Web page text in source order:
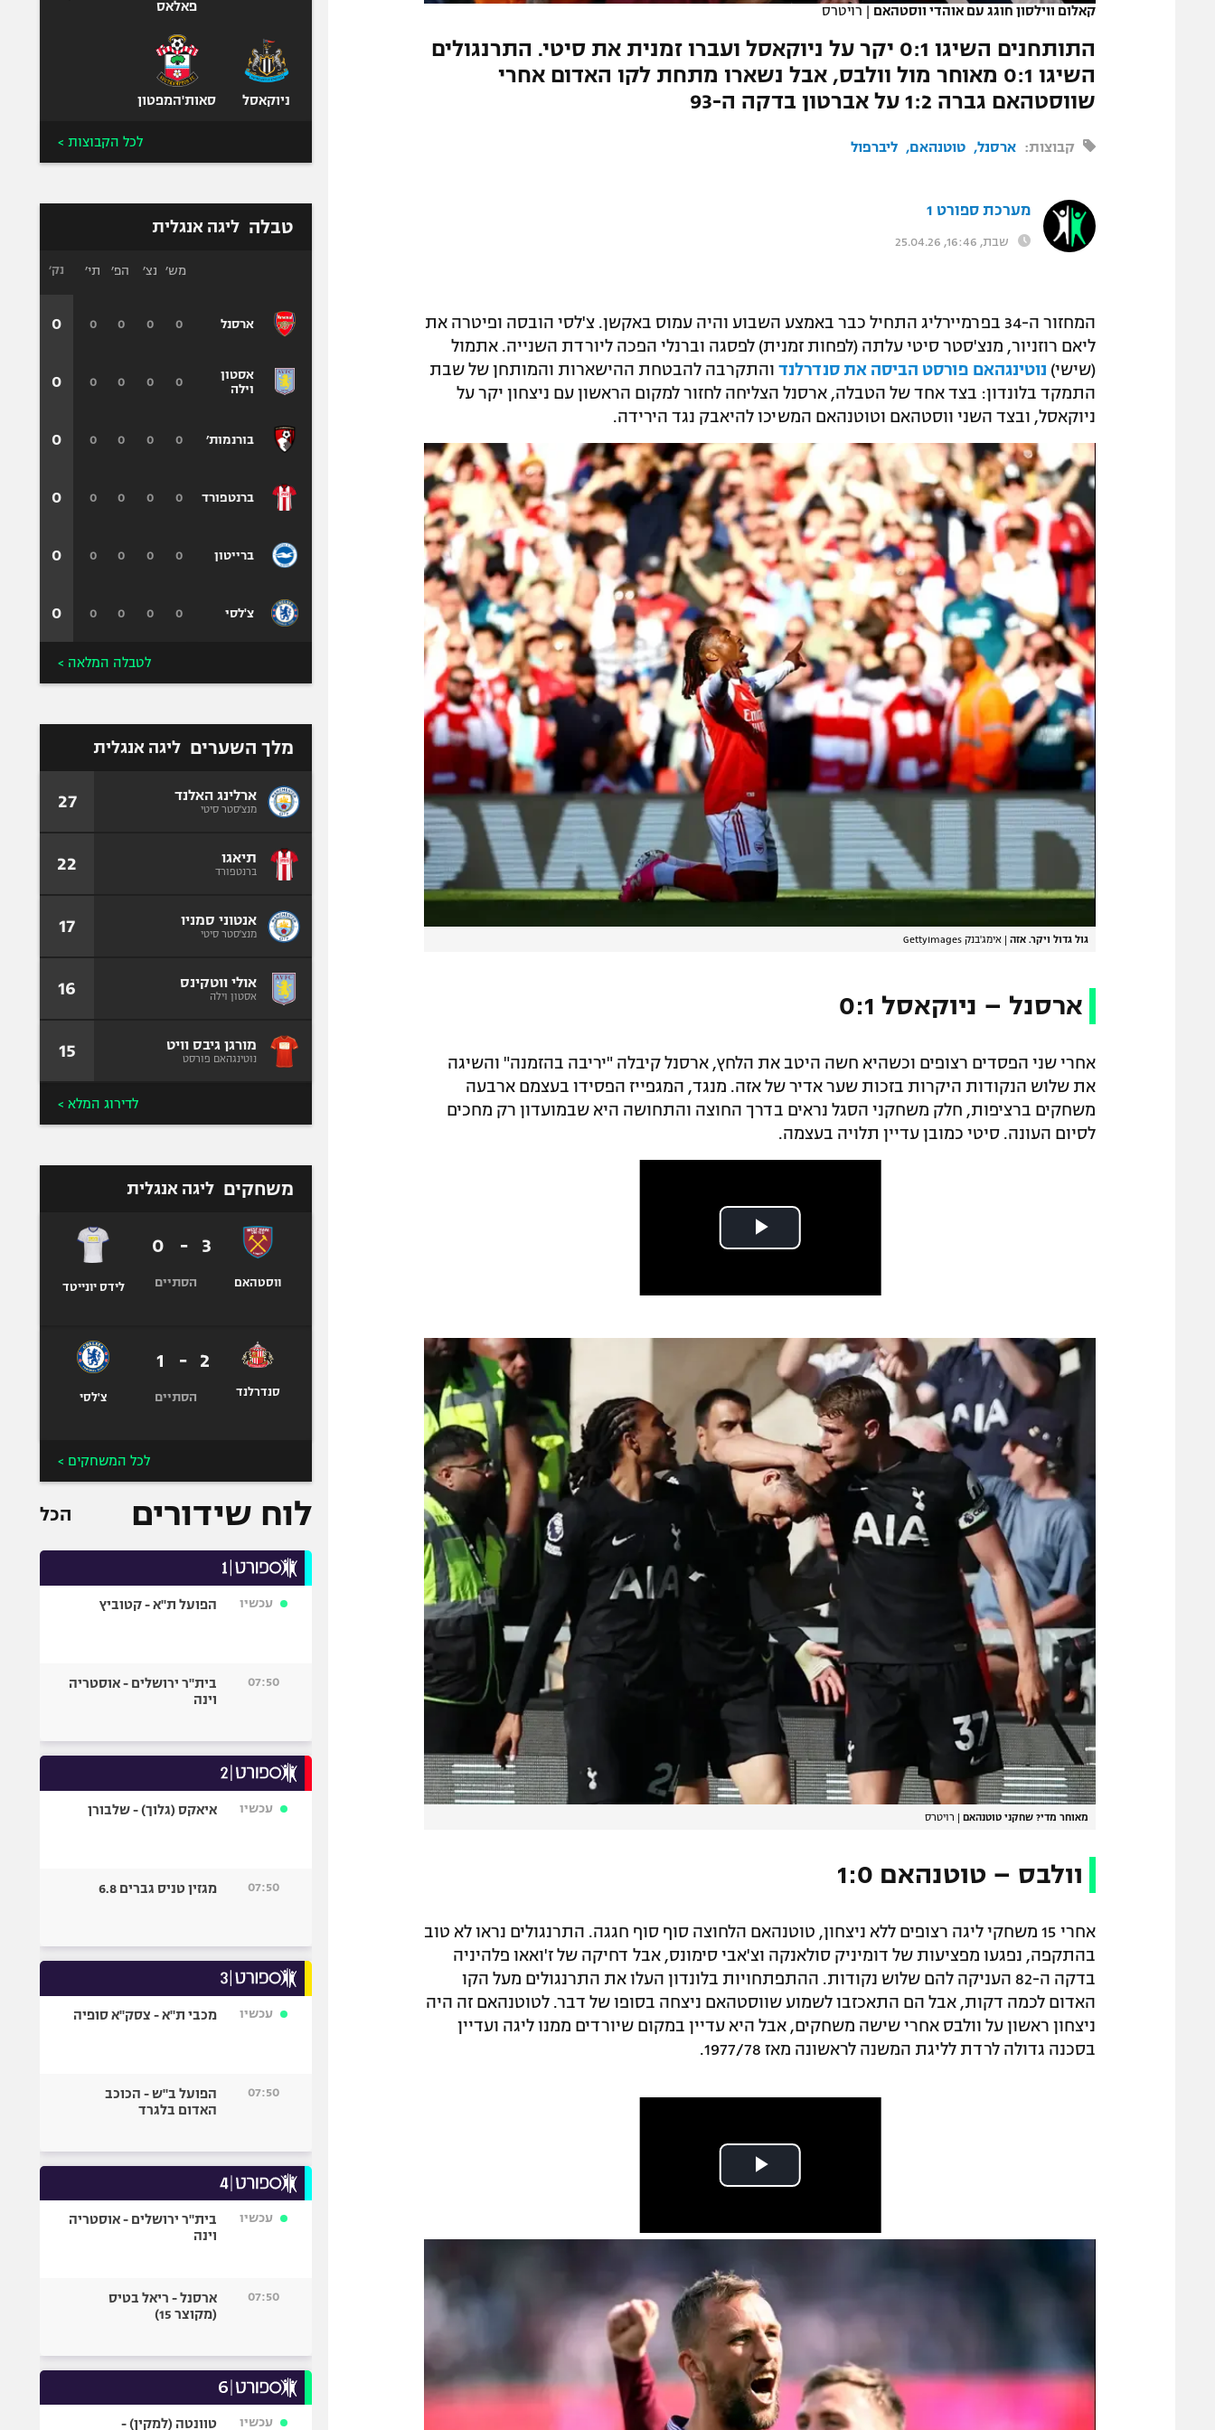
המגזיןקאלום ווילסון חוגג עם אוהדי ווסטהאם | רויטרס
התותחנים השיגו 0:1 יקר על ניוקאסל ועברו זמנית את סיטי. התרנגולים
השיגו 0:1 מאוחר מול וולבס, אבל נשארו מתחת לקו האדום אחרי
שווסטהאם גברה 1:2 על אברטון בדקה ה-93
קבוצות: ארסנל טוטנהאם ליברפול
מערכת ספורט 1
שבת, 16:46, 25.04.26
המחזור ה-34 בפרמיירליג התחיל כבר באמצע השבוע והיה עמוס באקשן. צ'לסי הובסה ופיטרה את
ליאם רוזניור, מנצ'סטר סיטי עלתה (לפחות זמנית) לפסגה וברנלי הפכה ליורדת השנייה. אתמול
(שישי) נוטינגהאם פורסט הביסה את סנדרלנד והתקרבה להבטחת ההישארות והמותחן של שבת
התמקד בלונדון: בצד אחד של הטבלה, ארסנל הצליחה לחזור למקום הראשון עם ניצחון יקר על
ניוקאסל, ובצד השני ווסטהאם וטוטנהאם המשיכו להיאבק נגד הירידה.
גול גדול ויקר. אזה אימג'בנק GettyImages
ארסנל – ניוקאסל 0:1
אחרי שני הפסדים רצופים וכשהיא חשה היטב את הלחץ, ארסנל קיבלה "יריבה בהזמנה" והשיגה
את שלוש הנקודות היקרות בזכות שער אדיר של אזה. מנגד, המגפייז הפסידו בעצמם ארבעה
משחקים ברציפות, חלק משחקני הסגל נראים בדרך החוצה והתחושה היא שבמועדון רק מחכים
לסיום העונה. סיטי כמובן עדיין תלויה בעצמה.
מאוחר מדי? שחקני טוטנהאם רויטרס
וולבס – טוטנהאם 1:0
אחרי 15 משחקי ליגה רצופים ללא ניצחון, טוטנהאם הלחוצה סוף סוף חגגה. התרנגולים נראו לא טוב
בהתקפה, נפגעו מפציעות של דומיניק סולאנקה וצ'אבי סימונס, אבל דחיקה של ז'ואאו פלהיניה
בדקה ה-82 העניקה להם שלוש נקודות. ההתפתחויות בלונדון העלו את התרנגולים מעל הקו
האדום לכמה דקות, אבל הם התאכזבו לשמוע שווסטהאם ניצחה בסופו של דבר. לטוטנהאם זה היה
ניצחון ראשון על וולבס אחרי שישה משחקים, אבל היא עדיין במקום שיורדים ממנו ליגה ועדיין
בסכנה גדולה לרדת לליגת המשנה לראשונה מאז 1977/78.
פאלאס
ניוקאסל סאות'המפטון
לכל הקבוצות >
טבלה ליגה אנגלית
ארסנל
אסטון
וילה
בורנמות׳
ברנטפורד
ברייטון
צ'לסי
מש׳ נצ׳ הפ׳ תי׳
0
0
0
0
0
0
0
0
0
0
0
0
0
0
0
0
0
0
0
0
0
0
0
0
נק׳
0
0
0
0
0
0
לטבלה המלאה >
מלך השערים ליגה אנגלית
ארלינג האלנד
מנצ'סטר סיטי 27
תיאגו
ברנטפורד 22
אנטוני סמניו
מנצ'סטר סיטי 17
אולי ווטקינס
אסטון וילה 16
מורגן גיבס וויט
נוטינגהאם פורסט 15
לדירוג המלא >
משחקים ליגה אנגלית
ווסטהאם
3
-
0
הסתיים לידס יונייטד
סנדרלנד
2
-
1
הסתיים צ'לסי
לכל המשחקים >
לוח שידורים הכל
עכשיו הפועל ת"א - קטוביץ
07:50
בית"ר ירושלים - אוסטריה
וינה
עכשיו איאקס (גלוך) - שלבורן
07:50 מגזין טניס גברים 6.8
עכשיו מכבי ת"א - צסק"א סופיה
07:50
הפועל ב"ש - הכוכב
האדום בלגרד
עכשיו
בית"ר ירושלים - אוסטריה
וינה
07:50
ארסנל - ריאל בטיס
(מקוצר 15)
עכשיו טוונטה (למקין) -